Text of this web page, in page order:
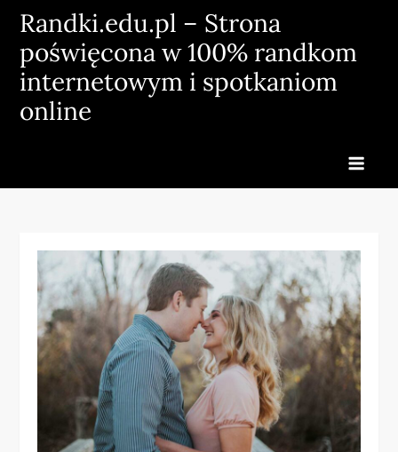
Skip
content
Randki.edu.pl – Strona
poświęcona w 100% randkom
internetowym i spotkaniom
online